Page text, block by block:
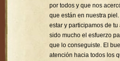
por todos y que nos
que están en nuestra
estar y participamos de
sido mucho el esfuerzo
que lo conseguiste. El
atención hacia todos los